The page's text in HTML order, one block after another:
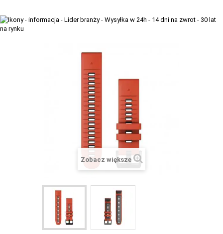
TACX
ORIENT ZEGARKI
OBAKU DENMARK ZEGARKI
Zobacz większe